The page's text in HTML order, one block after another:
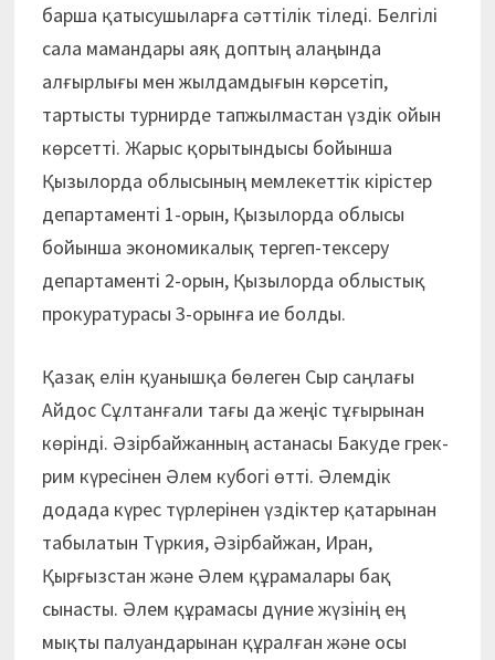
барша қатысушыларға сәттілік тіледі. Белгілі
сала мамандары аяқ доптың алаңында
алғырлығы мен жылдамдығын көрсетіп,
тартысты турнирде тапжылмастан үздік ойын
көрсетті. Жарыс қорытындысы бойынша
Қызылорда облысының мемлекеттік кірістер
департаменті 1-орын, Қызылорда облысы
бойынша экономикалық тергеп-тексеру
департаменті 2-орын, Қызылорда облыстық
прокуратурасы 3-орынға ие болды.
Қазақ елін қуанышқа бөлеген Сыр саңлағы
Айдос Сұлтанғали тағы да жеңіс тұғырынан
көрінді. Әзірбайжанның астанасы Бакуде грек-
рим күресінен Әлем кубогі өтті. Әлемдік
додада күрес түрлерінен үздіктер қатарынан
табылатын Түркия, Әзірбайжан, Иран,
Қырғызстан және Әлем құрамалары бақ
сынасты. Әлем құрамасы дүние жүзінің ең
мықты палуандарынан құралған және осы